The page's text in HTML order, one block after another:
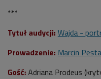
***
Tytuł audycji: Wajda -
Prowadzenie: Marcin Pesta
Gość: Adriana Prodeus